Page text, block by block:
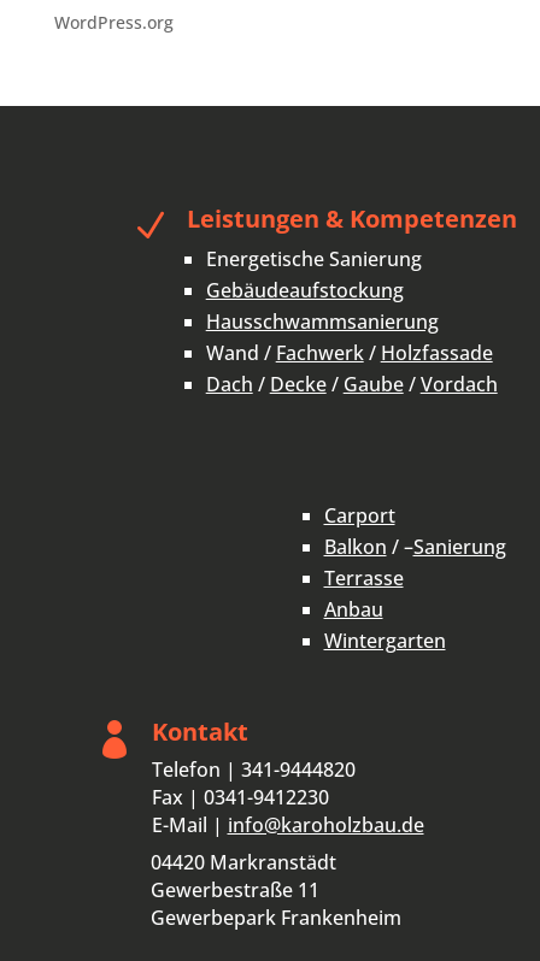
WordPress.org
N Leistungen & Kompetenzen
Energetische Sanierung
Gebäudeaufstockung
Hausschwammsanierung
Wand / Fachwerk/ Holzfassade
Dach / Decke/ Gaube/Vordach
Carport
Balkon / –Sanierung
Terrasse
Anbau
Wintergarten
 Kontakt
Telefon | 341-9444820
Fax | 0341-9412230
E-Mail | info@karoholzbau.de
04420 Markranstädt
Gewerbestraße 11
Gewerbepark Frankenheim